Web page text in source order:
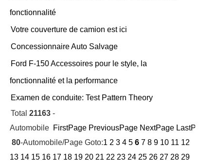
fonctionnalité
Votre couverture de camion est ici
Concessionnaire Auto Salvage
Ford F-150 Accessoires pour le style, la
fonctionnalité et la performance
Examen de conduite: Test Pattern Theory
Total 21163 -
Automobile FirstPage PreviousPage NextPage LastPage
80-Automobile/Page Goto:1 2 3 4 5 6 7 8 9 10 11 12
13 14 15 16 17 18 19 20 21 22 23 24 25 26 27 28 29